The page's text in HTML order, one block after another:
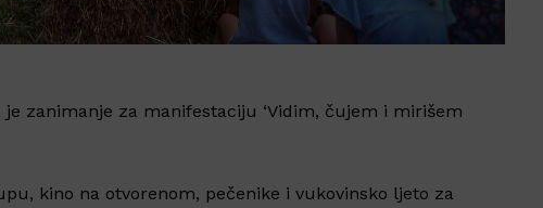
zanimanje za manifestaciju ‘Vidim, čujem i mirišem
kino na otvorenom, pečenike i vukovinsko ljeto za